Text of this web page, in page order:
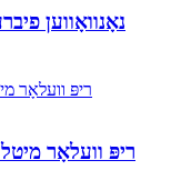
נאָנוואָווען
ריפּ וועלאָר